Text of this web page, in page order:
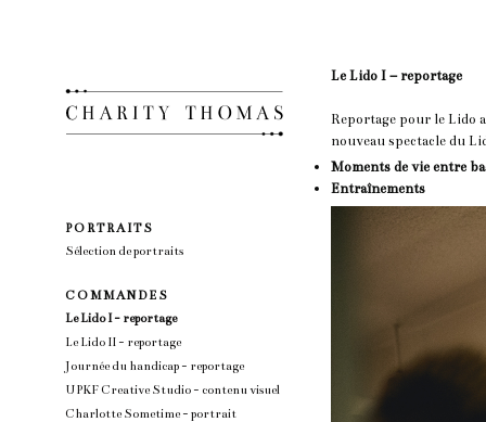
P O R T R A I T S
Sélection de portraits
C O M M A N D E S
Le Lido I - reportage
Le Lido II - reportage
Journée du handicap - reportage
UPKF Creative Studio - contenu visuel
Charlotte Sometime - portrait
Le Lido I – reportage
Reportage pour le Lido
nouveau spectacle du
Moments de vie entre
Entraînements